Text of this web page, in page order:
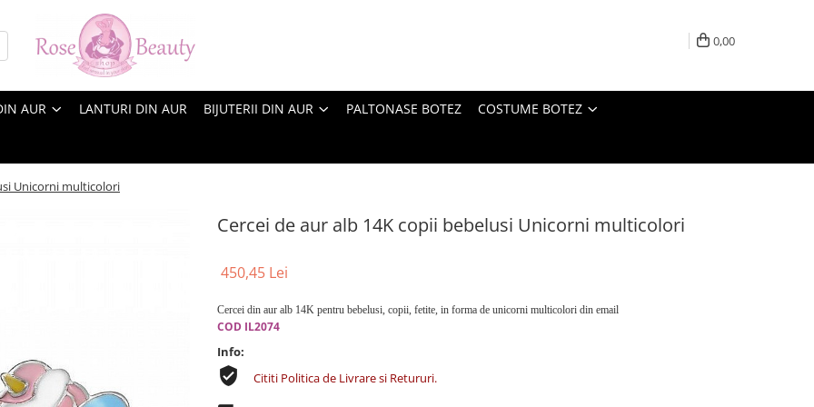
0,00
AUR LANTURI DIN AUR BIJUTERII DIN AUR PALTONASE BOTEZ COSTUME BOTEZ
Unicorni multicolori
Cercei de aur alb 14K copii bebelusi Unicorni multicolori
450,45 Lei
Cercei din aur alb 14K pentru bebelusi, copii, fetite, in forma de unicorni multicolori din email
COD IL2074
Info:
Cititi Politica de Livrare si Retururi.